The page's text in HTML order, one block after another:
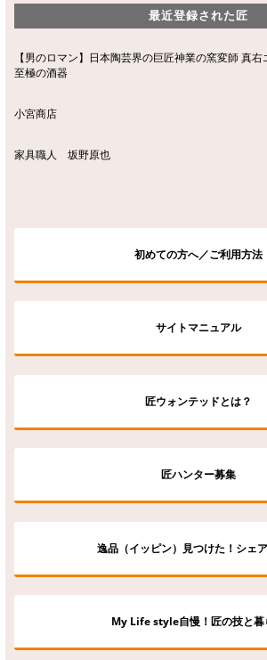
最近登録された匠
【男のロマン】日本陶芸界の巨匠神業の窯変師 真
至極の酒器
小宮商店
家具職人 坂野原也
初めての方へ／ご利用方法
サイトマニュアル
匠ウォンテッドとは？
匠ハンター募集
逸品（イッピン）見つけた！シェ
My Life style自慢！匠の技と暮